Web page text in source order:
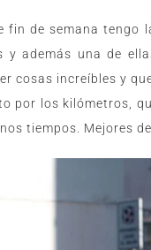
fin de semana tengo
y además una de
cosas increíbles y
por los kilómetros,
tiempos. Mejores